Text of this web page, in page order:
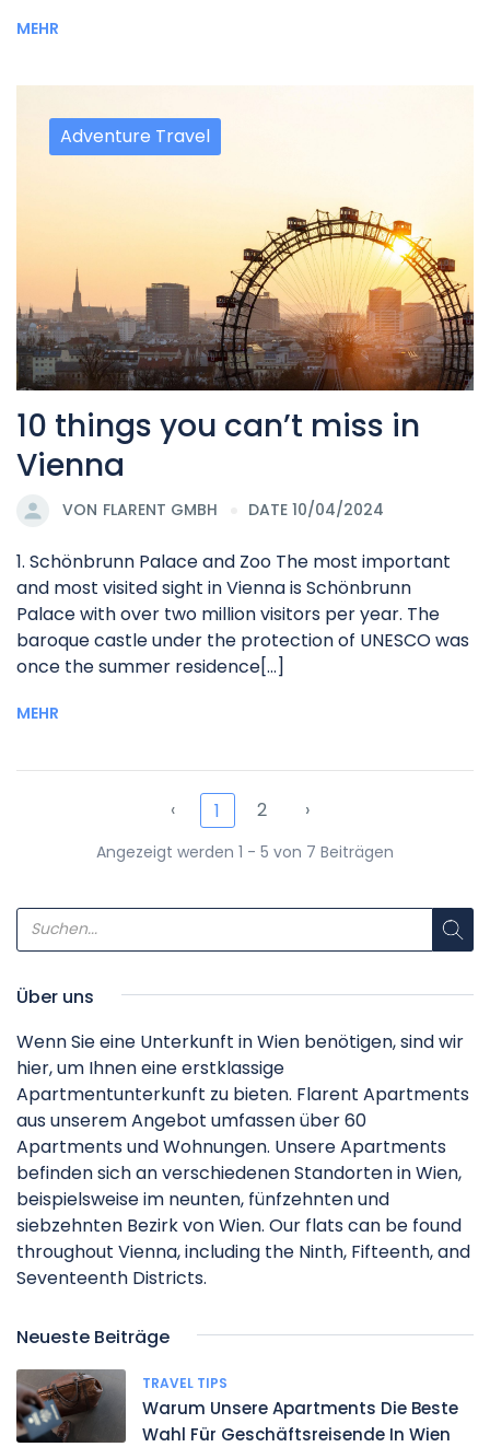
MEHR
Adventure Travel
10 things you can’t miss in
Vienna
VON FLARENT GMBH DATE 10/04/2024
1. Schönbrunn Palace and Zoo The most important
and most visited sight in Vienna is Schönbrunn
Palace with over two million visitors per year. The
baroque castle under the protection of UNESCO was
once the summer residence[...]
MEHR
‹ 1 2 ›
Angezeigt werden 1 - 5 von 7 Beiträgen
Über uns
Wenn Sie eine Unterkunft in Wien benötigen, sind wir
hier, um Ihnen eine erstklassige
Apartmentunterkunft zu bieten. Flarent Apartments
aus unserem Angebot umfassen über 60
Apartments und Wohnungen. Unsere Apartments
befinden sich an verschiedenen Standorten in Wien,
beispielsweise im neunten, fünfzehnten und
siebzehnten Bezirk von Wien. Our flats can be found
throughout Vienna, including the Ninth, Fifteenth, and
Seventeenth Districts.
Neueste Beiträge
TRAVEL TIPS
Warum Unsere Apartments Die Beste
Wahl Für Geschäftsreisende In Wien